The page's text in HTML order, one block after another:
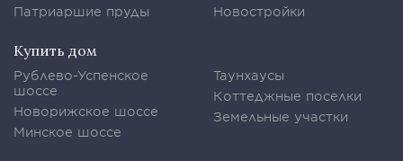
Патриаршие пруды
Новостройки
Купить дом
Рублево-Успенское
шоссе
Новорижское шоссе
Минское шоссе
Таунхаусы
Коттеджные поселки
Земельные участки